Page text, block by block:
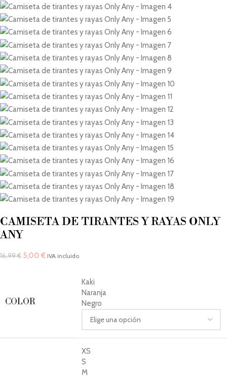
CAMISETA DE TIRANTES Y RAYAS ONLY
ANY
16,99€ 5,00 € IVA incluido
COLOR
Kaki
Naranja
Negro
XS
S
M